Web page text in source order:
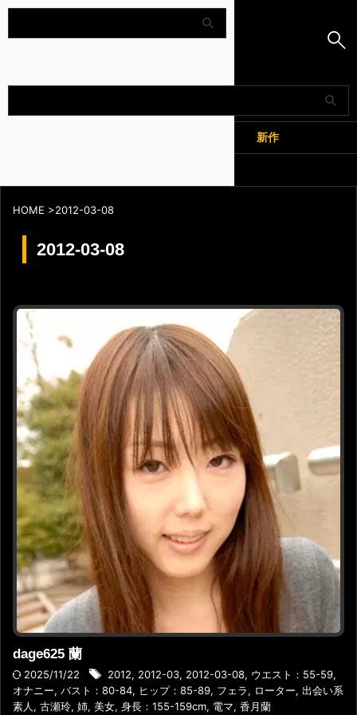
Amapedia
新作
HOME >2012-03-08
2012-03-08
dage625 蘭
2025/11/22 2012, 2012-03, 2012-03-08, ウエスト：55-59,
オナニー, バスト：80-84, ヒップ：85-89, フェラ, ローター, 出会い系
素人 , 古瀬玲, 姉, 美女, 身長：155-159cm, 電マ, 香月蘭